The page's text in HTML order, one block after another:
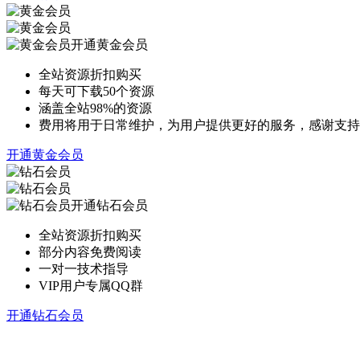
开通黄金会员
全站资源折扣购买
每天可下载50个资源
涵盖全站98%的资源
费用将用于日常维护，为用户提供更好的服务，感谢支持
开通黄金会员
开通钻石会员
全站资源折扣购买
部分内容免费阅读
一对一技术指导
VIP用户专属QQ群
开通钻石会员